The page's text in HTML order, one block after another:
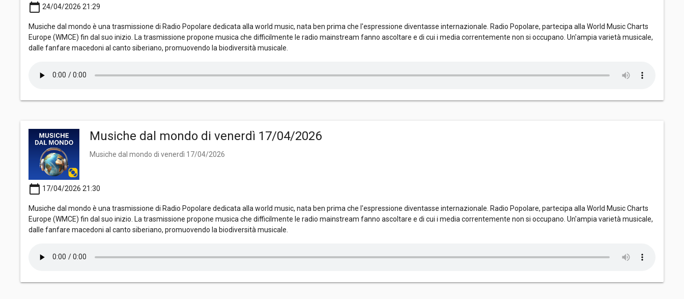
calendar_today 24/04/2026 21:29
Musiche dal mondo è una trasmissione di Radio Popolare dedicata alla world music, nata ben prima che l'espressione diventasse internazionale. Radio Popolare, partecipa alla World Music Charts
Europe (WMCE) fin dal suo inizio. La trasmissione propone musica che difficilmente le radio mainstream fanno ascoltare e di cui i media correntemente non si occupano. Un'ampia varietà musicale,
dalle fanfare macedoni al canto siberiano, promuovendo la biodiversità musicale.
Musiche dal mondo di venerdì 17/04/2026
Musiche dal mondo di venerdì 17/04/2026
calendar_today 17/04/2026 21:30
Musiche dal mondo è una trasmissione di Radio Popolare dedicata alla world music, nata ben prima che l'espressione diventasse internazionale. Radio Popolare, partecipa alla World Music Charts
Europe (WMCE) fin dal suo inizio. La trasmissione propone musica che difficilmente le radio mainstream fanno ascoltare e di cui i media correntemente non si occupano. Un'ampia varietà musicale,
dalle fanfare macedoni al canto siberiano, promuovendo la biodiversità musicale.